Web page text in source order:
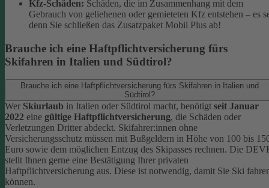
Kfz-Schäden: Schäden, die im Zusammenhang mit dem
Gebrauch von geliehenen oder gemieteten Kfz entstehen – es
denn Sie schließen das Zusatzpaket Mobil Plus ab!
Brauche ich eine Haftpflichtversicherung fürs
Skifahren in Italien und Südtirol?
Brauche ich eine Haftpflichtversicherung fürs Skifahren in Italien und
Südtirol?
Wer Skiurlaub in Italien oder Südtirol macht, benötigt seit Januar
2022 eine gültige Haftpflichtversicherung, die Schäden oder
Verletzungen Dritter abdeckt. Skifahrer:innen ohne
Versicherungsschutz müssen mit Bußgeldern in Höhe von 100 bis
Euro sowie dem möglichen Entzug des Skipasses rechnen. Die
stellt Ihnen gerne eine Bestätigung Ihrer privaten
Haftpflichtversicherung aus. Diese ist notwendig, damit Sie Ski
können.